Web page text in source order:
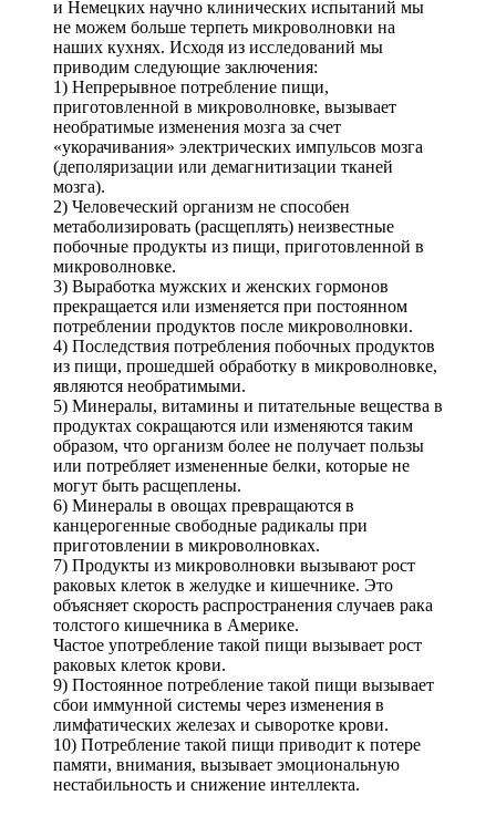
и Немецких научно клинических испытаний мы
не можем больше терпеть микроволновки на
наших кухнях. Исходя из исследований мы
приводим следующие заключения:
1) Непрерывное потребление пищи,
приготовленной в микроволновке, вызывает
необратимые изменения мозга за счет
«укорачивания» электрических импульсов мозга
(деполяризации или демагнитизации тканей
мозга).
2) Человеческий организм не способен
метаболизировать (расщеплять) неизвестные
побочные продукты из пищи, приготовленной в
микроволновке.
3) Выработка мужских и женских гормонов
прекращается или изменяется при постоянном
потреблении продуктов после микроволновки.
4) Последствия потребления побочных продуктов
из пищи, прошедшей обработку в микроволновке,
являются необратимыми.
5) Минералы, витамины и питательные вещества в
продуктах сокращаются или изменяются таким
образом, что организм более не получает пользы
или потребляет измененные белки, которые не
могут быть расщеплены.
6) Минералы в овощах превращаются в
канцерогенные свободные радикалы при
приготовлении в микроволновках.
7) Продукты из микроволновки вызывают рост
раковых клеток в желудке и кишечнике. Это
объясняет скорость распространения случаев рака
толстого кишечника в Америке.
Частое употребление такой пищи вызывает рост
раковых клеток крови.
9) Постоянное потребление такой пищи вызывает
сбои иммунной системы через изменения в
лимфатических железах и сыворотке крови.
10) Потребление такой пищи приводит к потере
памяти, внимания, вызывает эмоциональную
нестабильность и снижение интеллекта.